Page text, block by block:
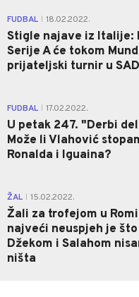
FUDBAL 18.02.2022.
Stigle najave iz Italije:
Serije A će tokom
prijateljski turnir u
FUDBAL 17.02.2022.
U petak 247. "Derbi
Može li Vlahović
Ronalda i Iguaina?
ŽAL 15.02.2022.
Žali za trofejom u
najveći neuspjeh je što
Džekom i Salahom
ništa